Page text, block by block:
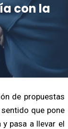
con la
de propuestas
que pone
pasa a llevar el